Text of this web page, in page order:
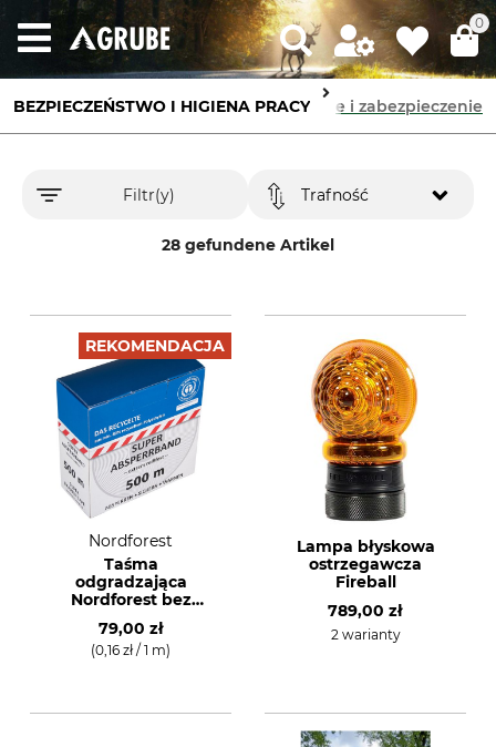
0
BEZPIECZEŃSTWO I HIGIENA PRACYOznaczenie i zabezpieczenie
Filtr(y)
28 gefundene Artikel
Trafność
REKOMENDACJA
Nordforest
Taśma
odgradzająca
Nordforest bez
nadruku
79,00 zł
(0,16 zł / 1 m)
Lampa błyskowa
ostrzegawcza
Fireball
789,00 zł
2 warianty